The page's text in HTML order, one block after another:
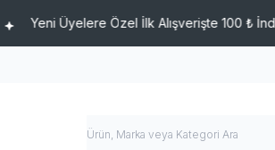
Yeni Üyelere Özel İlk Alışverişte 100 ₺ İndirim!